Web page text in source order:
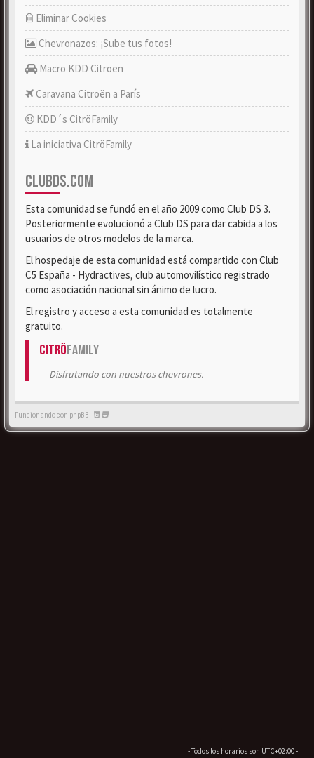
Eliminar Cookies
Chevronazos: ¡Sube tus fotos!
Macro KDD Citroën
Caravana Citroën a París
KDD´s CitröFamily
La iniciativa CitröFamily
CLUBDS.COM
Esta comunidad se fundó en el año 2009 como Club DS 3.
Posteriormente evolucionó a Club DS para dar cabida a los
usuarios de otros modelos de la marca.
El hospedaje de esta comunidad está compartido con Club
C5 España - Hydractives, club automovilístico registrado
como asociación nacional sin ánimo de lucro.
El registro y acceso a esta comunidad es totalmente
gratuito.
CitröFamily
Disfrutando con nuestros chevrones.
Funcionando con phpBB -
- Todos los horarios son UTC+02:00-